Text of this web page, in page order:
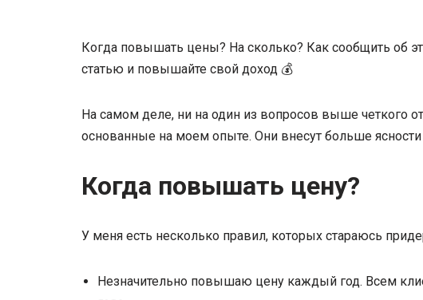
Когда повышать цены? На сколько? Как сообщить об
статью и повышайте свой доход 💰
На самом деле, ни на один из вопросов выше четкого
основанные на моем опыте. Они внесут больше
Когда повышать цену?
У меня есть несколько правил, которых стараюсь
Незначительно повышаю цену каждый год. Всем